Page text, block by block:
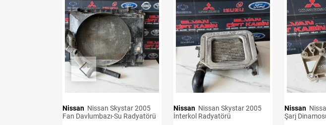
Nissan
Fan Davlumbazı-Su Radyatörü
Nissan
İnterkol Radyatörü
Nissan
Şarj